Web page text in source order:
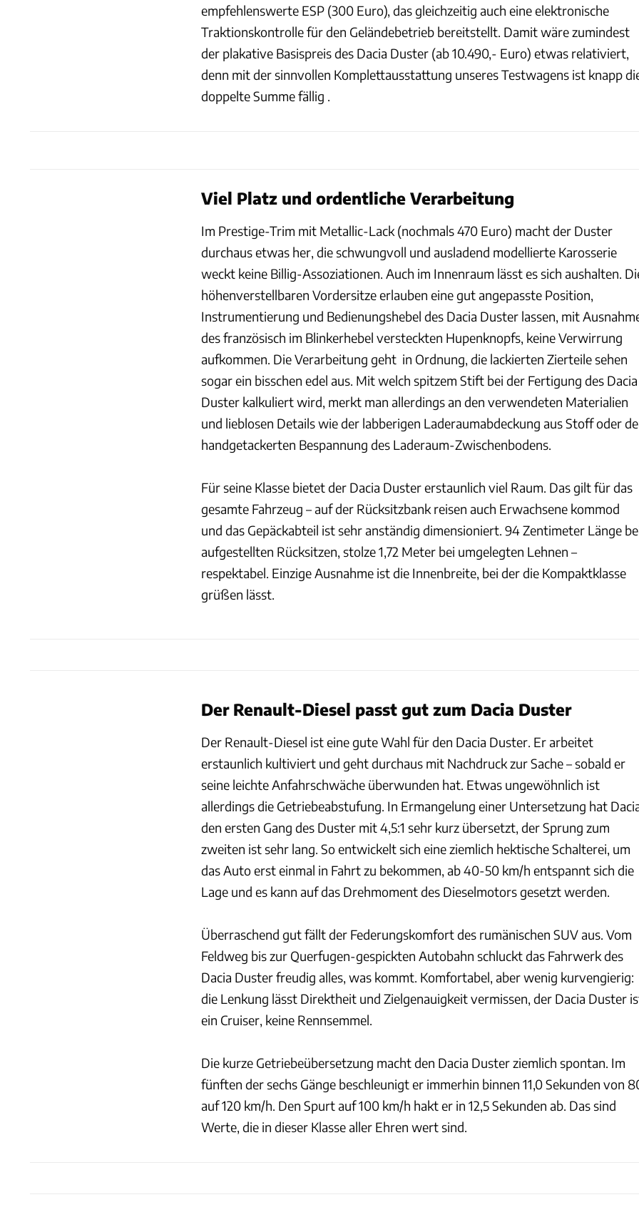
empfehlenswerte ESP (300 Euro), das gleichzeitig auch eine elektronische
Traktionskontrolle für den Geländebetrieb bereitstellt. Damit wäre zumindest
der plakative Basispreis des Dacia Duster (ab 10.490,- Euro) etwas relativiert,
denn mit der sinnvollen Komplettausstattung unseres Testwagens ist knapp
doppelte Summe fällig .
Viel Platz und ordentliche Verarbeitung
Im Prestige-Trim mit Metallic-Lack (nochmals 470 Euro) macht der Duster
durchaus etwas her, die schwungvoll und ausladend modellierte Karosserie
weckt keine Billig-Assoziationen. Auch im Innenraum lässt es sich aushalten.
höhenverstellbaren Vordersitze erlauben eine gut angepasste Position,
Instrumentierung und Bedienungshebel des Dacia Duster lassen, mit
des französisch im Blinkerhebel versteckten Hupenknopfs, keine Verwirrung
aufkommen. Die Verarbeitung geht in Ordnung, die lackierten Zierteile sehen
sogar ein bisschen edel aus. Mit welch spitzem Stift bei der Fertigung des Dacia
Duster kalkuliert wird, merkt man allerdings an den verwendeten Materialien
und lieblosen Details wie der labberigen Laderaumabdeckung aus Stoff oder
handgetackerten Bespannung des Laderaum-Zwischenbodens.
Für seine Klasse bietet der Dacia Duster erstaunlich viel Raum. Das gilt für das
gesamte Fahrzeug – auf der Rücksitzbank reisen auch Erwachsene kommod
und das Gepäckabteil ist sehr anständig dimensioniert. 94 Zentimeter Länge
aufgestellten Rücksitzen, stolze 1,72 Meter bei umgelegten Lehnen –
respektabel. Einzige Ausnahme ist die Innenbreite, bei der die Kompaktklasse
grüßen lässt.
Der Renault-Diesel passt gut zum Dacia Duster
Der Renault-Diesel ist eine gute Wahl für den Dacia Duster. Er arbeitet
erstaunlich kultiviert und geht durchaus mit Nachdruck zur Sache – sobald er
seine leichte Anfahrschwäche überwunden hat. Etwas ungewöhnlich ist
allerdings die Getriebeabstufung. In Ermangelung einer Untersetzung hat
den ersten Gang des Duster mit 4,5:1 sehr kurz übersetzt, der Sprung zum
zweiten ist sehr lang. So entwickelt sich eine ziemlich hektische Schalterei, um
das Auto erst einmal in Fahrt zu bekommen, ab 40-50 km/h entspannt sich die
Lage und es kann auf das Drehmoment des Dieselmotors gesetzt werden.
Überraschend gut fällt der Federungskomfort des rumänischen SUV aus. Vom
Feldweg bis zur Querfugen-gespickten Autobahn schluckt das Fahrwerk des
Dacia Duster freudig alles, was kommt. Komfortabel, aber wenig kurvengierig:
die Lenkung lässt Direktheit und Zielgenauigkeit vermissen, der Dacia Duster
ein Cruiser, keine Rennsemmel.
Die kurze Getriebeübersetzung macht den Dacia Duster ziemlich spontan. Im
fünften der sechs Gänge beschleunigt er immerhin binnen 11,0 Sekunden von
auf 120 km/h. Den Spurt auf 100 km/h hakt er in 12,5 Sekunden ab. Das sind
Werte, die in dieser Klasse aller Ehren wert sind.